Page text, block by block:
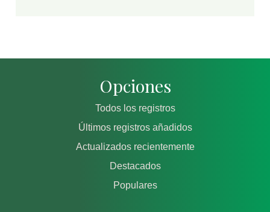
Opciones
Todos los registros
Últimos registros añadidos
Actualizados recientemente
Destacados
Populares